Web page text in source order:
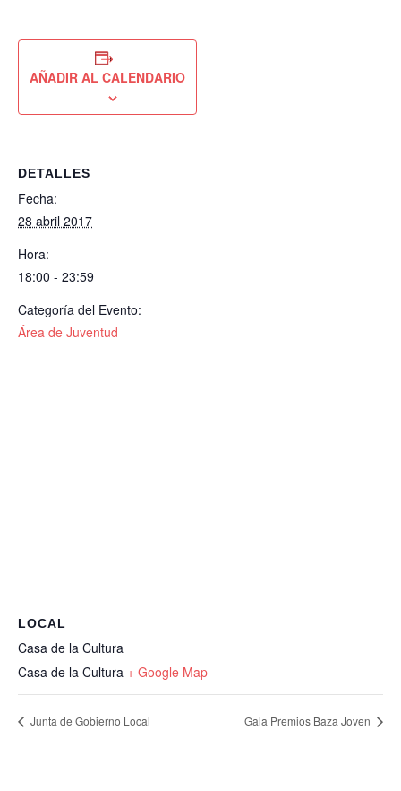
AÑADIR AL CALENDARIO
DETALLES
Fecha:
28 abril 2017
Hora:
18:00 - 23:59
Categoría del Evento:
Área de Juventud
LOCAL
Casa de la Cultura
Casa de la Cultura + Google Map
Junta de Gobierno Local Gala Premios Baza Joven